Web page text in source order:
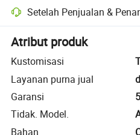
Setelah Penjualan &
Penyelesaian sengketa yang
Atribut produk
Kustomisasi
Layanan purna jual
Garansi
Tidak. Model.
Bahan